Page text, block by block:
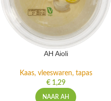
AH Aioli
Kaas, vleeswaren, tapas
€1,29
NAAR AH